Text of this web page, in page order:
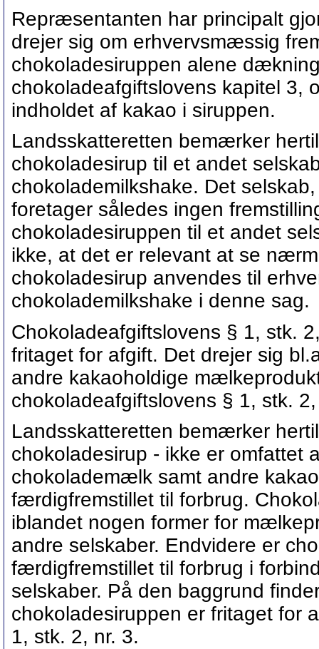
Repræsentanten har principalt
drejer sig om erhvervsmæssig
chokoladesiruppen alene
chokoladeafgiftslovens kapitel 3,
indholdet af kakao i siruppen.
Landsskatteretten bemærker
chokoladesirup til et andet
chokolademilkshake. Det
foretager således ingen
chokoladesiruppen til et andet
ikke, at det er relevant at se
chokoladesirup anvendes til
chokolademilkshake i denne sag.
Chokoladeafgiftslovens § 1, stk.
fritaget for afgift. Det drejer sig
andre kakaoholdige
chokoladeafgiftslovens § 1, stk.
Landsskatteretten bemærker
chokoladesirup - ikke er omfattet
chokolademælk samt andre
færdigfremstillet til forbrug.
iblandet nogen former for
andre selskaber. Endvidere er
færdigfremstillet til forbrug i
selskaber. På den baggrund
chokoladesiruppen er fritaget for
1, stk. 2, nr. 3.